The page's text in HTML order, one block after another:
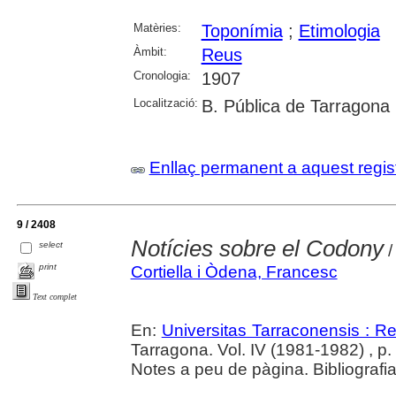
Matèries: Toponímia; Etimologia
Àmbit: Reus
Cronologia: 1907
Localització: B. Pública de Tarragona
Enllaç permanent a aquest
9 / 2408
select
print
Text complet
Notícies sobre el Codony/
Cortiella i Òdena, Francesc
En: Universitas Tarraconensis :
Tarragona. Vol. IV (1981-1982) ,
Notes a peu de pàgina.